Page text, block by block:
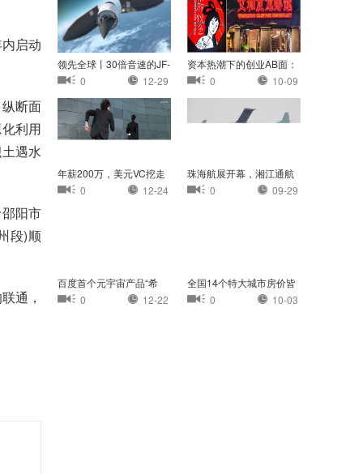
启动
断面
利用
遇水
阳市
段)顺
通，
领先全球丨30倍音速的JF-
22：中国高超音速
0 12-29
资本热潮下的创业AB面：
茶颜悦色认怂，
0 10-09
年薪200万，美元VC挖走
我的员工
0 12-24
珠海航展开幕，湘江通航
小镇首次亮相珠
0 09-29
百度首个元宇宙产品“希
壤”正式开放内
0 12-22
全国14个特大城市房价皆
过万：杭州最高
0 10-03